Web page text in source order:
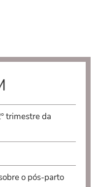
trimestre da
o pós-parto